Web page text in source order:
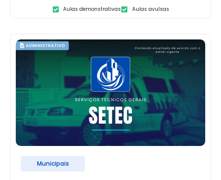
Aulas demonstrativas Aulas avulsas
Municipais